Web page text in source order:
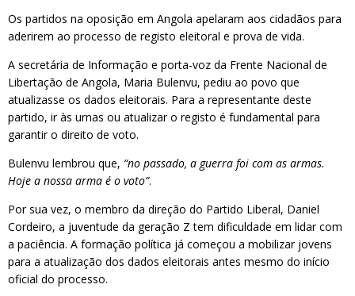
Os partidos na oposição em Angola apelaram aos cidadãos para
aderirem ao processo de registo eleitoral e prova de vida.
A secretária de Informação e porta-voz da Frente Nacional de
Libertação de Angola, Maria Bulenvu, pediu ao povo que
atualizasse os dados eleitorais. Para a representante deste
partido, ir às urnas ou atualizar o registo é fundamental para
garantir o direito de voto.
Bulenvu lembrou que, “no passado, a guerra foi com as armas.
Hoje a nossa arma é o voto”.
Por sua vez, o membro da direção do Partido Liberal, Daniel
Cordeiro, a juventude da geração Z tem dificuldade em lidar com
a paciência. A formação política já começou a mobilizar jovens
para a atualização dos dados eleitorais antes mesmo do início
oficial do processo.